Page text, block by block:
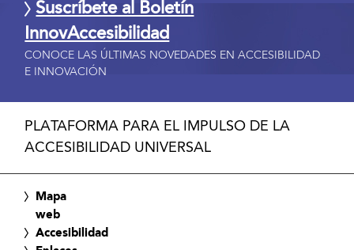
Suscríbete al Boletín
InnovAccesibilidad
CONOCE LAS ÚLTIMAS NOVEDADES EN ACCESIBILIDAD
E INNOVACIÓN
PLATAFORMA PARA EL IMPULSO DE LA
ACCESIBILIDAD UNIVERSAL
Mapa
web
Accesibilidad